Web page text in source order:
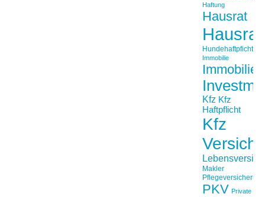
Haftung
Hausrat
Hundehaftpficht
Immobilie
Kfz Kfz
Haftpflicht
Kfz
Makler
Pflegeversicherung
PKV Private